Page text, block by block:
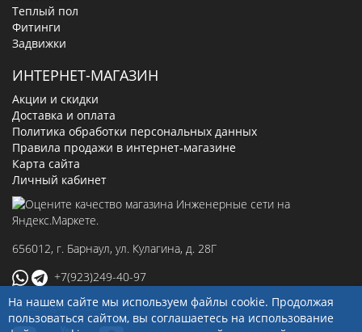
Теплый пол
Фитинги
Задвижки
ИНТЕРНЕТ-МАГАЗИН
Акции и скидки
Доставка и оплата
Политика обработки персональных данных
Правила продажи в интернет-магазине
Карта сайта
Личный кабинет
656012, г. Барнаул, ул. Кулагина, д. 28Г
+7(923)249-40-97
sale@ingenerseti.ru
На нашем сайте мы используем файлы cookie. Продолжая
пользоваться сайтом, вы соглашаетесь на использование